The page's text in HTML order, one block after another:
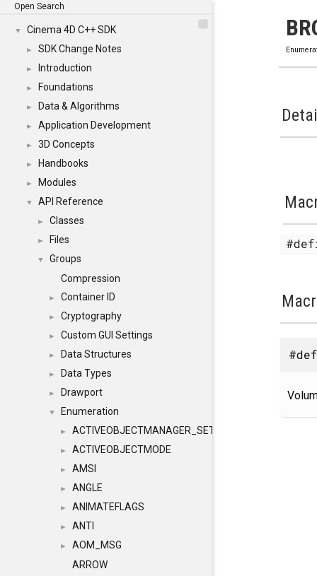
Open Search
▼ Cinema 4D C++ SDK
► SDK Change Notes
► Introduction
► Foundations
► Data & Algorithms
► Application Development
► 3D Concepts
► Handbooks
► Modules
▼ API Reference
► Classes
► Files
▼
Groups
Compression
► Container ID
► Cryptography
► Custom GUI Settings
► Data Structures
► Data Types
► Drawport
▼ Enumeration
► ACTIVEOBJECTMANAGER_SETOBJECTS
► ACTIVEOBJECTMODE
► AMSI
► ANGLE
► ANIMATEFLAGS
► ANTI
►
AOM_MSG
ARROW